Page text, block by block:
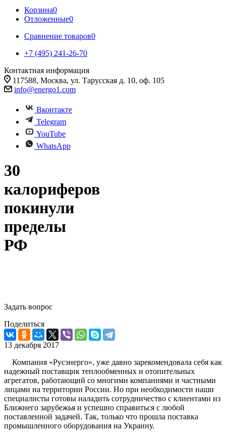
Корзина0
Отложенные0
Сравнение товаров0
+7 (495) 241-26-70
Контактная информация
117588, Москва, ул. Тарусская д. 10, оф. 105
info@energo1.com
Вконтакте
Telegram
YouTube
WhatsApp
30
калориферов
покинули
пределы
РФ
Задать вопрос
Поделиться
13 декабря 2017
Компания «Русэнерго», уже давно зарекомендовала себя как
надежный поставщик теплообменных и отопительных
агрегатов, работающий со многими компаниями и частными
лицами на территории России. Но при необходимости наши
специалисты готовы наладить сотрудничество с клиентами из
Ближнего зарубежья и успешно справиться с любой
поставленной задачей. Так, только что прошла поставка
промышленного оборудования на Украину.